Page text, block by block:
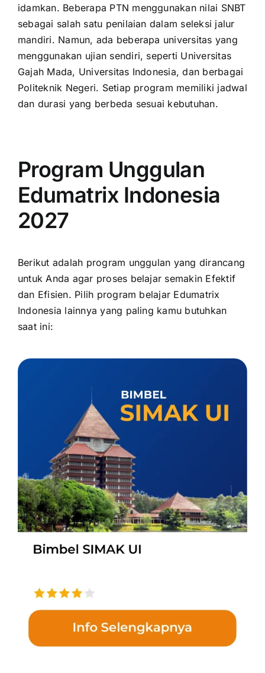
idamkan. Beberapa PTN menggunakan nilai SNBT
sebagai salah satu penilaian dalam seleksi jalur
mandiri. Namun, ada beberapa universitas yang
menggunakan ujian sendiri, seperti Universitas
Gajah Mada, Universitas Indonesia, dan berbagai
Politeknik Negeri. Setiap program memiliki jadwal
dan durasi yang berbeda sesuai kebutuhan.
Program Unggulan
Edumatrix Indonesia
2027
Berikut adalah program unggulan yang dirancang
untuk Anda agar proses belajar semakin Efektif
dan Efisien. Pilih program belajar Edumatrix
Indonesia lainnya yang paling kamu butuhkan
saat ini: